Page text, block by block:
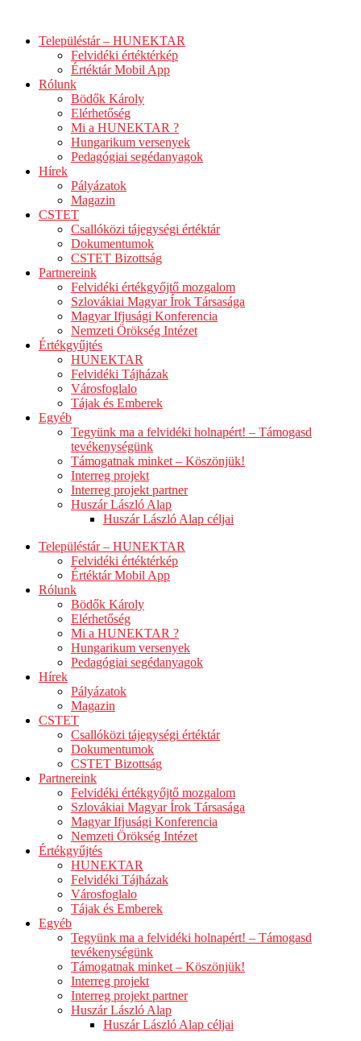
tartalomhozTelepüléstár – HUNEKTAR
Felvidéki értéktérkép
Értéktár Mobil App
Rólunk
Bödők Károly
Elérhetőség
Mi a HUNEKTAR ?
Hungarikum versenyek
Pedagógiai segédanyagok
Hírek
Pályázatok
Magazin
CSTET
Csallóközi tájegységi értéktár
Dokumentumok
CSTET Bizottság
Partnereink
Felvidéki értékgyőjtő mozgalom
Szlovákiai Magyar Írok Társasága
Magyar Ifjusági Konferencia
Nemzeti Örökség Intézet
Értékgyűjtés
HUNEKTAR
Felvidéki Tájházak
Városfoglalo
Tájak és Emberek
Egyéb
Tegyünk ma a felvidéki holnapért! – Támogasd
tevékenységünk
Támogatnak minket – Köszönjük!
Interreg projekt
Interreg projekt partner
Huszár László Alap
Huszár László Alap céljai
Településtár – HUNEKTAR
Felvidéki értéktérkép
Értéktár Mobil App
Rólunk
Bödők Károly
Elérhetőség
Mi a HUNEKTAR ?
Hungarikum versenyek
Pedagógiai segédanyagok
Hírek
Pályázatok
Magazin
CSTET
Csallóközi tájegységi értéktár
Dokumentumok
CSTET Bizottság
Partnereink
Felvidéki értékgyőjtő mozgalom
Szlovákiai Magyar Írok Társasága
Magyar Ifjusági Konferencia
Nemzeti Örökség Intézet
Értékgyűjtés
HUNEKTAR
Felvidéki Tájházak
Városfoglalo
Tájak és Emberek
Egyéb
Tegyünk ma a felvidéki holnapért! – Támogasd
tevékenységünk
Támogatnak minket – Köszönjük!
Interreg projekt
Interreg projekt partner
Huszár László Alap
Huszár László Alap céljai